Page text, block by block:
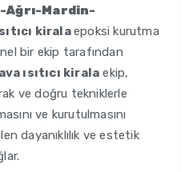
Ağrı-Mardin-
kiralaepoksi kurutma
bir ekip tarafından
ısıtıcı kirala ekip,
ve doğru tekniklerle
ve kurutulmasını
dayanıklılık ve estetik